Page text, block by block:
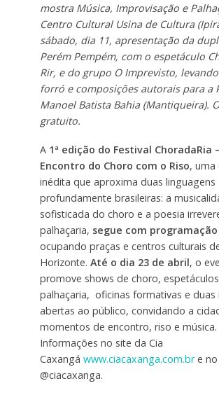
mostra Música, Improvisação e
Centro Cultural Usina de Cultura
sábado, dia 11, apresentação da
Perém Pempém, com o espetáculo
Rir, e do grupo O Imprevisto,
forró e composições autorais para a
Manoel Batista Bahia (Mantiqueira).
gratuito.
A 1ª edição do Festival ChoradaRia
Encontro do Choro com o Riso, uma
inédita que aproxima duas linguagens
profundamente brasileiras: a
sofisticada do choro e a poesia
palhaçaria, segue com
ocupando praças e centros culturais
Horizonte. Até o dia 23 de abril, o
promove shows de choro,
palhaçaria, oficinas formativas e duas
abertas ao público, convidando a
momentos de encontro, riso e música.
Informações no site da Cia
Caxangá www.ciacaxanga.com.bre no
@ciacaxanga.